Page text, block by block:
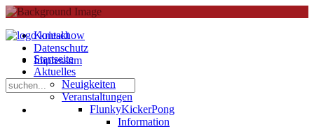
Startseite
Aktuelles
Neuigkeiten
Veranstaltungen
FlunkyKickerPong
Information
Kontakt
Datenschutz
Impressum